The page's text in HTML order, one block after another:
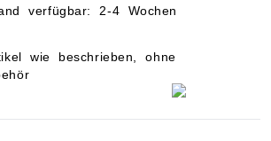
verfügbar: 2-4 Wochen
wie beschrieben, ohne